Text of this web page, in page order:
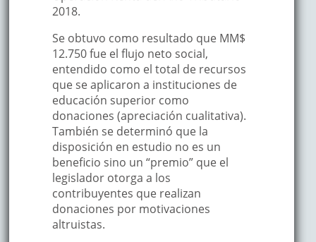
2018.
Se obtuvo como resultado que MM$
12.750 fue el flujo neto social,
entendido como el total de recursos
que se aplicaron a instituciones de
educación superior como
donaciones (apreciación cualitativa).
También se determinó que la
disposición en estudio no es un
beneficio sino un “premio” que el
legislador otorga a los
contribuyentes que realizan
donaciones por motivaciones
altruistas.